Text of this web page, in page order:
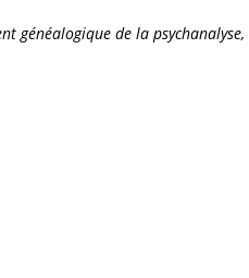
généalogique de la psychanalyse,